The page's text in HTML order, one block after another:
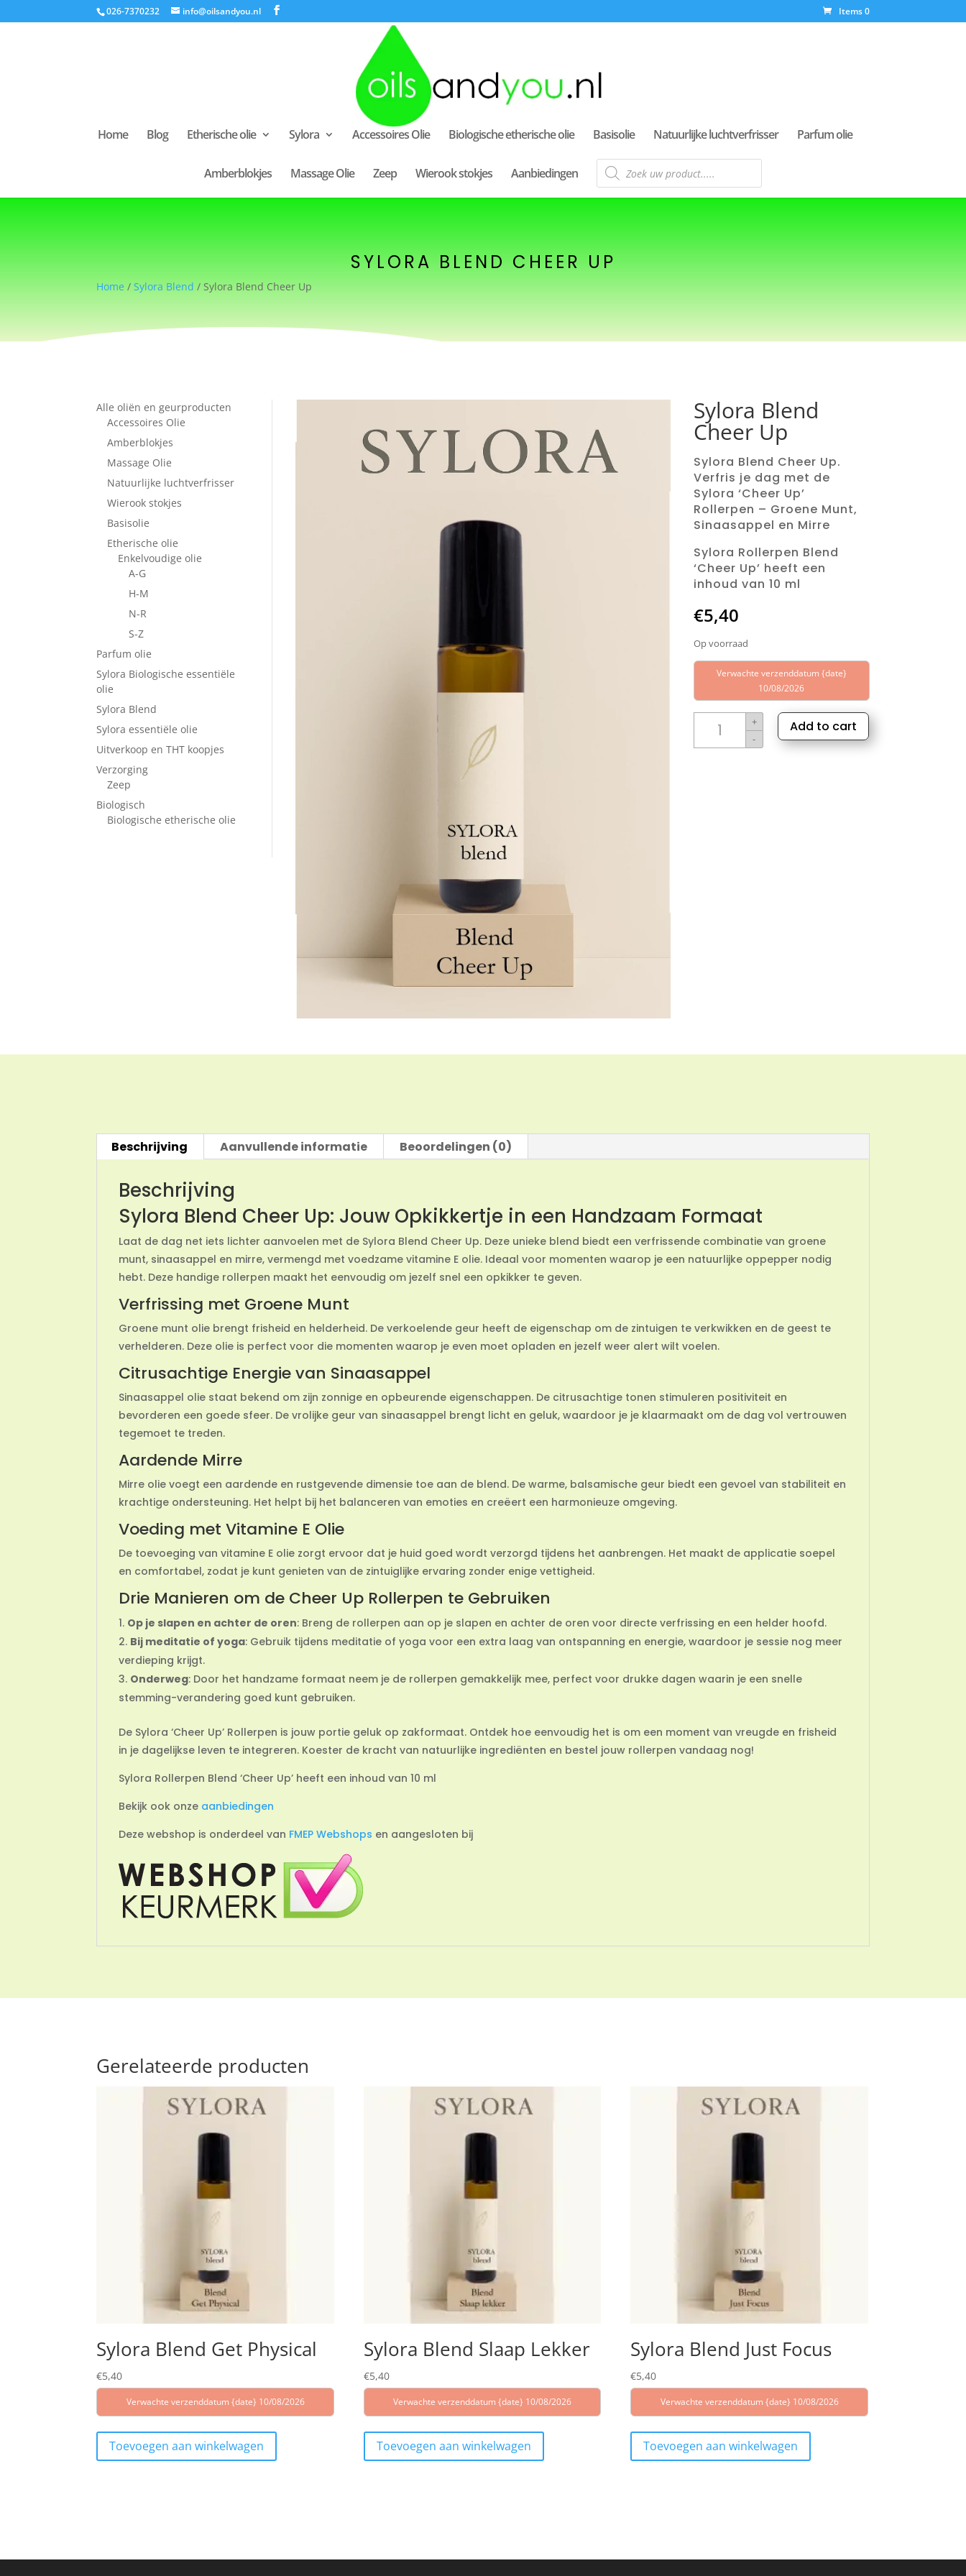
026-7370232 info@oilsandyou.nl Items 0
Home Blog Etherische olie Sylora Accessoires Olie Biologische etherische olie Basisolie Natuurlijke luchtverfrisser Parfum olie
Amberblokjes Massage Olie Zeep Wierook stokjes Aanbiedingen
Producten
zoeken
SYLORA BLEND CHEER UP
Home /Sylora Blend / Sylora Blend Cheer Up
Alle oliën en geurproducten
Accessoires Olie
Amberblokjes
Massage Olie
Natuurlijke luchtverfrisser
Wierook stokjes
Basisolie
Etherische olie
Enkelvoudige olie
A-G
H-M
N-R
S-Z
Parfum olie
Sylora Biologische essentiële
olie
Sylora Blend
Sylora essentiële olie
Uitverkoop en THT koopjes
Verzorging
Zeep
Biologisch
Biologische etherische olie
Sylora Blend
Cheer Up
Sylora Blend Cheer Up.
Verfris je dag met de
Sylora ‘Cheer Up’
Rollerpen – Groene Munt,
Sinaasappel en Mirre
Sylora Rollerpen Blend
‘Cheer Up’ heeft een
inhoud van 10 ml
€5,40
Op voorraad
Verwachte verzenddatum {date}
10/08/2026
Blend
Cheer
+
-
Add to cart
Beschrijving Aanvullende informatie Beoordelingen (0)
Beschrijving
Sylora Blend Cheer Up: Jouw Opkikkertje in een Handzaam Formaat
Laat de dag net iets lichter aanvoelen met de Sylora Blend Cheer Up. Deze unieke blend biedt een verfrissende combinatie van groene
munt, sinaasappel en mirre, vermengd met voedzame vitamine E olie. Ideaal voor momenten waarop je een natuurlijke oppepper nodig
hebt. Deze handige rollerpen maakt het eenvoudig om jezelf snel een opkikker te geven.
Verfrissing met Groene Munt
Groene munt olie brengt frisheid en helderheid. De verkoelende geur heeft de eigenschap om de zintuigen te verkwikken en de geest te
verhelderen. Deze olie is perfect voor die momenten waarop je even moet opladen en jezelf weer alert wilt voelen.
Citrusachtige Energie van Sinaasappel
Sinaasappel olie staat bekend om zijn zonnige en opbeurende eigenschappen. De citrusachtige tonen stimuleren positiviteit en
bevorderen een goede sfeer. De vrolijke geur van sinaasappel brengt licht en geluk, waardoor je je klaarmaakt om de dag vol vertrouwen
tegemoet te treden.
Aardende Mirre
Mirre olie voegt een aardende en rustgevende dimensie toe aan de blend. De warme, balsamische geur biedt een gevoel van stabiliteit en
krachtige ondersteuning. Het helpt bij het balanceren van emoties en creëert een harmonieuze omgeving.
Voeding met Vitamine E Olie
De toevoeging van vitamine E olie zorgt ervoor dat je huid goed wordt verzorgd tijdens het aanbrengen. Het maakt de applicatie soepel
en comfortabel, zodat je kunt genieten van de zintuiglijke ervaring zonder enige vettigheid.
Drie Manieren om de Cheer Up Rollerpen te Gebruiken
Op je slapen en achter de oren: Breng de rollerpen aan op je slapen en achter de oren voor directe verfrissing en een helder hoofd.
Bij meditatie of yoga: Gebruik tijdens meditatie of yoga voor een extra laag van ontspanning en energie, waardoor je sessie nog meer
verdieping krijgt.
Onderweg: Door het handzame formaat neem je de rollerpen gemakkelijk mee, perfect voor drukke dagen waarin je een snelle
stemming-verandering goed kunt gebruiken.
De Sylora ‘Cheer Up’ Rollerpen is jouw portie geluk op zakformaat. Ontdek hoe eenvoudig het is om een moment van vreugde en frisheid
in je dagelijkse leven te integreren. Koester de kracht van natuurlijke ingrediënten en bestel jouw rollerpen vandaag nog!
Sylora Rollerpen Blend ‘Cheer Up’ heeft een inhoud van 10 ml
Bekijk ook onze aanbiedingen
Deze webshop is onderdeel van FMEP Webshops en aangesloten bij
Gerelateerde producten
Sylora Blend Get Physical
€5,40
Verwachte verzenddatum {date} 10/08/2026
Toevoegen aan winkelwagen
Sylora Blend Slaap Lekker
€5,40
Verwachte verzenddatum {date} 10/08/2026
Toevoegen aan winkelwagen
Sylora Blend Just Focus
€5,40
Verwachte verzenddatum {date} 10/08/2026
Toevoegen aan winkelwagen